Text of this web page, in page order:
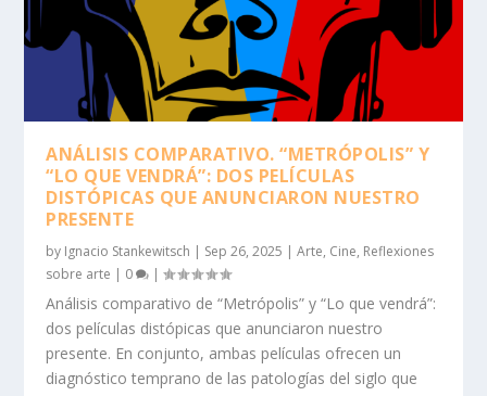
ANÁLISIS COMPARATIVO. “METRÓPOLIS” Y
“LO QUE VENDRÁ”: DOS PELÍCULAS
DISTÓPICAS QUE ANUNCIARON NUESTRO
PRESENTE
by Ignacio Stankewitsch | Sep 26, 2025 |Arte, Cine, Reflexiones
sobre arte | 0 |
Análisis comparativo de “Metrópolis” y “Lo que vendrá”:
dos películas distópicas que anunciaron nuestro
presente. En conjunto, ambas películas ofrecen un
diagnóstico temprano de las patologías del siglo que